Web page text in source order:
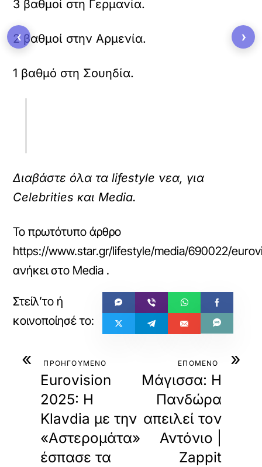
3 βαθμοί στη Γερμανία.
2 βαθμοί στην Αρμενία.
1 βαθμό στη Σουηδία.
Διαβάστε όλα τα lifestyle νεα, για
Celebrities και Media.
Το πρωτότυπο άρθρο
https://www.star.gr/lifestyle/media/690022/
ανήκει στο Media .
« ΠΡΟΗΓΟΥΜΕΝΟ
Eurovision
2025: Η
Klavdia με την
«Αστερομάτα»
έσπασε τα
»
ΕΠΟΜΕΝΟ
Μάγισσα: Η
Πανδώρα
απειλεί τον
Αντόνιο |
Zappit
‹ ›